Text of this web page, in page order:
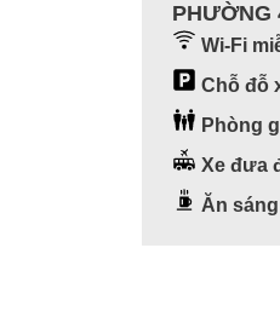
PHƯỜNG
Wi-Fi
Chỗ đỗ
Phòng
Xe đưa
Ăn sáng